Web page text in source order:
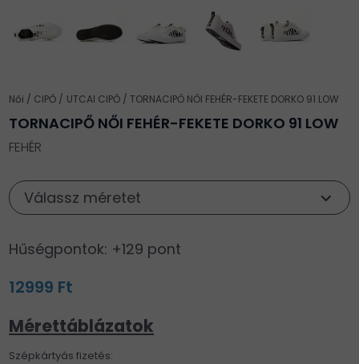
Női CIPŐ UTCAI CIPŐ TORNACIPŐ NŐI FEHÉR-FEKETE DORKO 91 LOW
TORNACIPŐ NŐI FEHÉR-FEKETE DORKO 91 LOW
FEHÉR
Válassz méretet
Hűségpontok: +129 pont
12999 Ft
Mérettáblázatok
Szépkártyás fizetés: